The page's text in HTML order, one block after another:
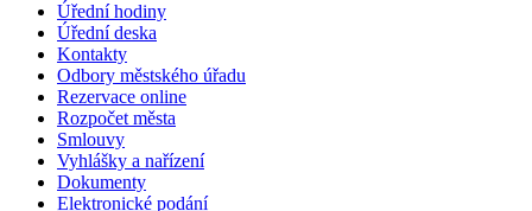
Úřední hodiny
Úřední deska
Kontakty
Odbory městského úřadu
Rezervace online
Rozpočet města
Smlouvy
Vyhlášky a nařízení
Dokumenty
Elektronické podání